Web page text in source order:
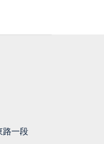
路一段